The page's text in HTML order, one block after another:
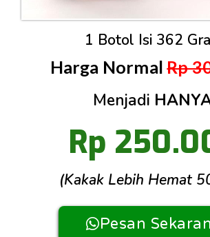
1 Botol Isi 362
Harga Normal Rp
Menjadi
Rp
(Kakak Lebih Hemat
Pesan